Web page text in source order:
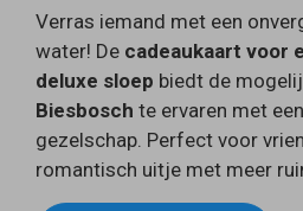
Verras iemand met een
water! De cadeaukaart voor
deluxe sloep biedt de
Biesbosch te ervaren met
gezelschap. Perfect voor
romantisch uitje met meer